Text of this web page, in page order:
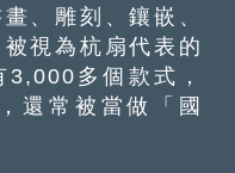
、雕刻、鑲嵌、
視為杭扇代表的
3,000多個款式，
還常被當做「國